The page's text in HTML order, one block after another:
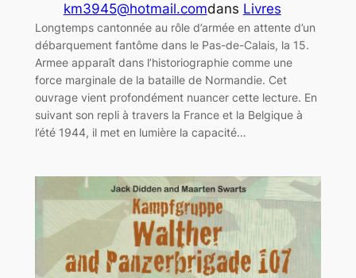
km3945@hotmail.comdans Livres
Longtemps cantonnée au rôle d’armée en attente d’un
débarquement fantôme dans le Pas-de-Calais, la 15.
Armee apparaît dans l’historiographie comme une
force marginale de la bataille de Normandie. Cet
ouvrage vient profondément nuancer cette lecture. En
suivant son repli à travers la France et la Belgique à
l’été 1944, il met en lumière la capacité…